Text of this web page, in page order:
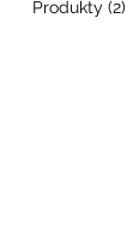
Produkty (2)